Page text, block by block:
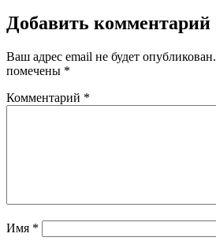
Добавить комментарий
Ваш адрес email не будет опубликован.
помечены *
Комментарий *
Имя *